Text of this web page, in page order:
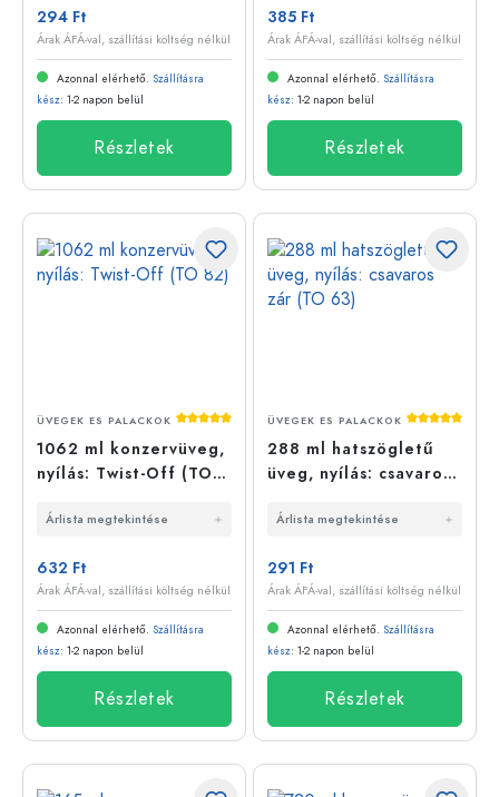
294 Ft
Árak ÁFÁ-val, szállítási költség nélkül
Azonnal elérhető. Szállításra
kész: 1-2 napon belül
Részletek
385 Ft
Árak ÁFÁ-val, szállítási költség nélkül
Azonnal elérhető. Szállításra
kész: 1-2 napon belül
Részletek
Átlagos értékelés 5 a 5 csillagból
ÜVEGEK ES PALACKOK
1062 ml konzervüveg,
nyílás: Twist-Off (TO
Árlista megtekintése
632 Ft
Árak ÁFÁ-val, szállítási költség nélkül
Azonnal elérhető. Szállításra
kész: 1-2 napon belül
Részletek
Átlagos
ÜVEGEK ES PALACKOK
288 ml hatszögletű
üveg, nyílás: csavaros
Árlista megtekintése
291 Ft
Árak ÁFÁ-val, szállítási költség nélkül
Azonnal elérhető. Szállításra
kész: 1-2 napon belül
Részletek